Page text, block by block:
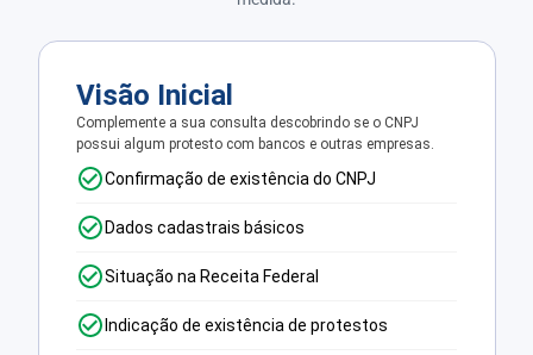
Visão Inicial
Complemente a sua consulta descobrindo se o CNPJ
possui algum protesto com bancos e outras empresas.
Confirmação de existência do CNPJ
Dados cadastrais básicos
Situação na Receita Federal
Indicação de existência de protestos